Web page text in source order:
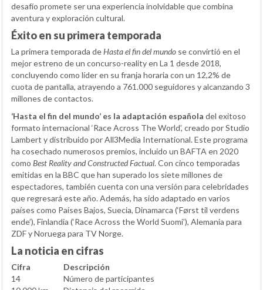
desafío promete ser una experiencia inolvidable que combina
aventura y exploración cultural.
Éxito en su primera temporada
La primera temporada deHasta el fin del mundo se convirtió en el
mejor estreno de un concurso-reality en La 1 desde 2018,
concluyendo como líder en su franja horaria con un 12,2% de
cuota de pantalla, atrayendo a 761.000 seguidores y alcanzando 3
millones de contactos.
‘Hasta el fin del mundo’ es la adaptación española del exitoso
formato internacional ‘Race Across The World’, creado por Studio
Lambert y distribuido por All3Media International. Este programa
ha cosechado numerosos premios, incluido un BAFTA en 2020
como Best Reality and Constructed Factual. Con cinco temporadas
emitidas en la BBC que han superado los siete millones de
espectadores, también cuenta con una versión para celebridades
que regresará este año. Además, ha sido adaptado en varios
países como Países Bajos, Suecia, Dinamarca (‘Først til verdens
ende’), Finlandia (‘Race Across the World Suomi’), Alemania para
ZDF y Noruega para TV Norge.
La noticia en cifras
Cifra
Descripción
14
Número de participantes